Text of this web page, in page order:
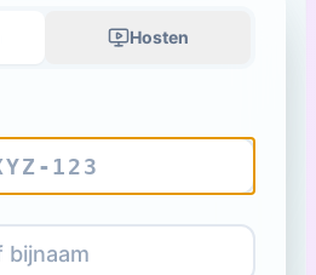
Hosten